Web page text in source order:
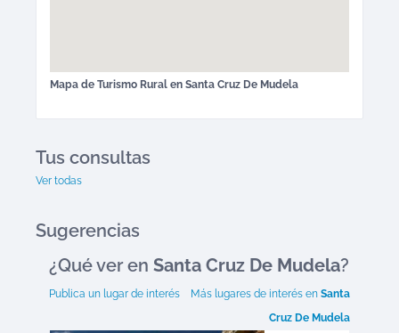
Mapa de Turismo Rural en Santa Cruz De Mudela
Tus consultas
Ver todas
Sugerencias
¿Qué ver en Santa Cruz De Mudela?
Publica un lugar de interés Más lugares de interés en Santa
Cruz De Mudela